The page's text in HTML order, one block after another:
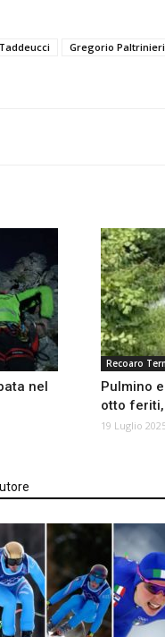
Gregorio Paltrinieri
nel
Recoaro
Pulmino
otto
19 Luglio